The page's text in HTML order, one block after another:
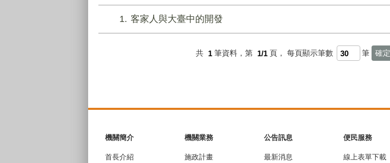
1 客家人與大臺中的開發
共 1 筆資料，第 1/1 頁， 每頁顯示筆數 筆
機關簡介
首長介紹
機關業務
施政計畫
公告訊息
最新消息
便民服務
線上表單下載